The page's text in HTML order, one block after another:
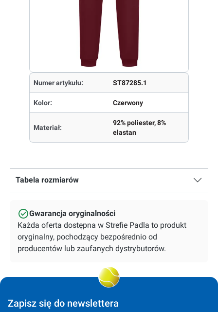
Numer artykułu: ST87285.1
Kolor: Czerwony
Materiał:
92% poliester, 8%
elastan
Tabela rozmiarów
Gwarancja oryginalności
Każda oferta dostępna w Strefie Padla to produkt
oryginalny, pochodzący bezpośrednio od
producentów lub zaufanych dystrybutorów.
Zapisz się do newslettera